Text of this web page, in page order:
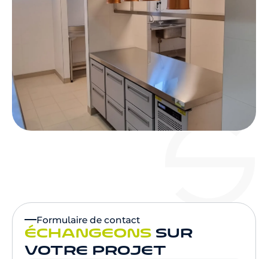
Formulaire de contact
ÉCHANGEONS SUR
VOTRE PROJET